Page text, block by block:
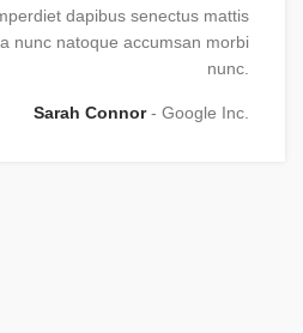
dapibus senectus mattis
nunc natoque accumsan morbi
nunc.
Sarah Connor Google Inc.